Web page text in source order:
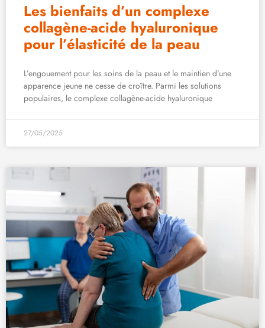
Les bienfaits d’un complexe
collagène-acide hyaluronique
pour l’élasticité de la peau
L’engouement pour les soins de la peau et le maintien d’une
apparence jeune ne cesse de croître. Parmi les solutions
populaires, le complexe collagène-acide hyaluronique
27/05/2025